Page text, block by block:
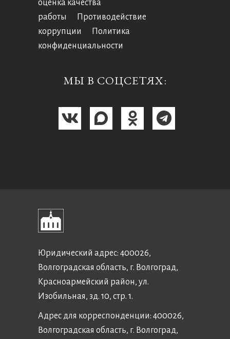
оценка качества
работы
Противодействие
коррупции
Политика
конфиденциальности
МЫ В СОЦСЕТЯХ:
Юридический адрес: 400026,
Волгоградская область, г. Волгоград,
Красноармейский район, ул.
Изобильная, зд. 10, стр. 1.
Адрес для корреспонденции: 400026,
Волгоградская область, г. Волгоград,